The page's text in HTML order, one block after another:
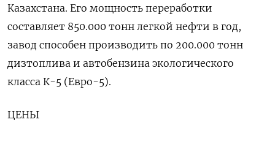
Казахстана. Его мощность переработки
составляет 850.000 тонн легкой нефти в год,
завод способен производить по 200.000 тонн
дизтоплива и автобензина экологического
класса К-5 (Евро-5).
ЦЕНЫ